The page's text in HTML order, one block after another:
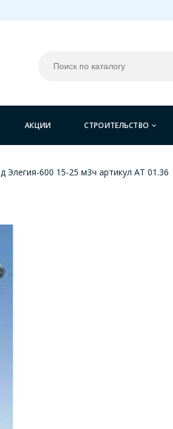
АКЦИИ СТРОИТЕЛЬСТВО
Элегия-600 15-25 м3ч артикул АТ 01.36